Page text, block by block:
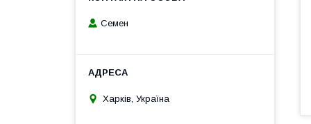
Семен
Харків, Україна